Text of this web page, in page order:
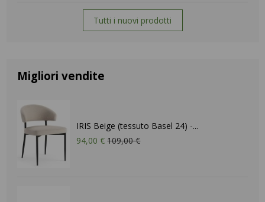
Tutti i nuovi prodotti
Migliori vendite
IRIS Beige (tessuto Basel 24) -...
94,00 € 109,00 €